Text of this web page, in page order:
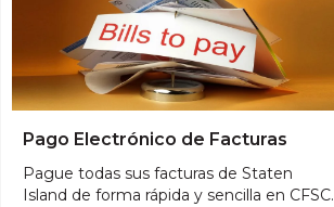
Pago Electrónico de Facturas
Pague todas sus facturas de Staten
Island de forma rápida y sencilla en CFSC.